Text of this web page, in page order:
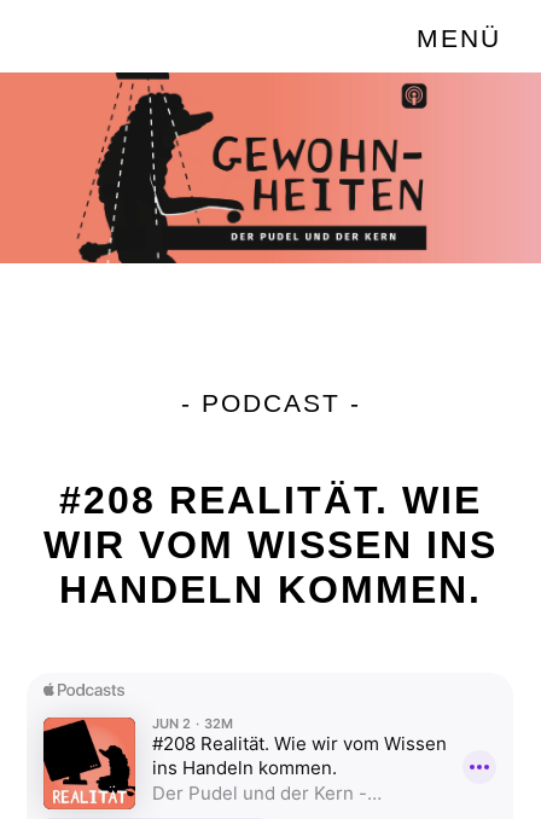
MENÜ
- PODCAST -
#208 REALITÄT. WIE
WIR VOM WISSEN INS
HANDELN KOMMEN.